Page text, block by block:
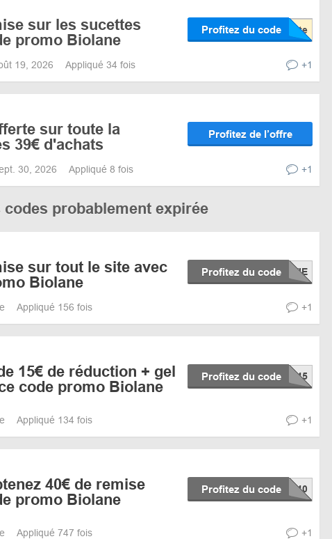
sur les sucettes
promo Biolane
Profitez du code
19, 2026 Appliqué 34 fois +1
sur toute la
39€ d'achats
Profitez de l’offre
30, 2026 Appliqué 8 fois +1
probablement expirée
sur tout le site avec
Biolane
Profitez du code
Appliqué 156 fois +1
15€ de réduction + gel
code promo Biolane
Profitez du code
Appliqué 134 fois +1
40€ de remise
promo Biolane
Profitez du code
Appliqué 747 fois +1